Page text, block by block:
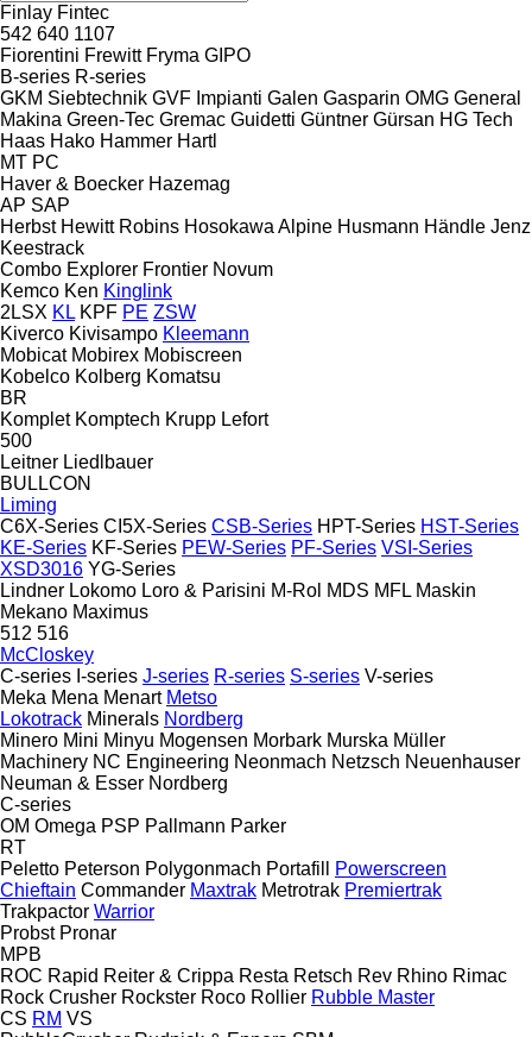
Finlay Fintec
542 640 1107
Fiorentini Frewitt Fryma GIPO
B-series R-series
GKM Siebtechnik GVF Impianti Galen Gasparin OMG General
Makina Green-Tec Gremac Guidetti Güntner Gürsan HG Tech
Haas Hako Hammer Hartl
MT PC
Haver & Boecker Hazemag
AP SAP
Herbst Hewitt Robins Hosokawa Alpine Husmann Händle Jenz
Keestrack
Combo Explorer Frontier Novum
Kemco Ken Kinglink
2LSX KL KPF PE ZSW
Kiverco Kivisampo Kleemann
Mobicat Mobirex Mobiscreen
Kobelco Kolberg Komatsu
BR
Komplet Komptech Krupp Lefort
500
Leitner Liedlbauer
BULLCON
Liming
C6X-Series CI5X-Series CSB-Series HPT-Series HST-Series
KE-Series KF-Series PEW-Series PF-Series VSI-Series
XSD3016 YG-Series
Lindner Lokomo Loro & Parisini M-Rol MDS MFL Maskin
Mekano Maximus
512 516
McCloskey
C-series I-series J-series R-series S-series V-series
Meka Mena Menart Metso
Lokotrack Minerals Nordberg
Minero Mini Minyu Mogensen Morbark Murska Müller
Machinery NC Engineering Neonmach Netzsch Neuenhauser
Neuman & Esser Nordberg
C-series
OM Omega PSP Pallmann Parker
RT
Peletto Peterson Polygonmach Portafill
Powerscreen
Chieftain Commander Maxtrak Metrotrak Premiertrak
Trakpactor Warrior
Probst Pronar
MPB
ROC Rapid Reiter & Crippa Resta Retsch Rev Rhino Rimac
Rock Crusher Rockster Roco Rollier Rubble Master
CS RM VS